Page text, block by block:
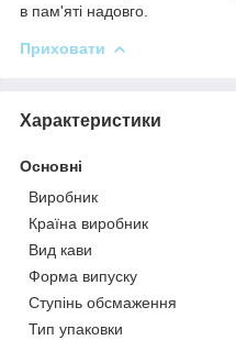
в пам'яті надовго.
Приховати
Характеристики
Основні
Виробник
Країна виробник
Вид кави
Форма випуску
Ступінь обсмаження
Тип упаковки